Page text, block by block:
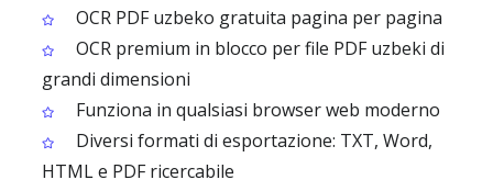
OCR PDF uzbeko gratuita pagina per pagina
OCR premium in blocco per file PDF uzbeki di
grandi dimensioni
Funziona in qualsiasi browser web moderno
Diversi formati di esportazione: TXT, Word,
HTML e PDF ricercabile